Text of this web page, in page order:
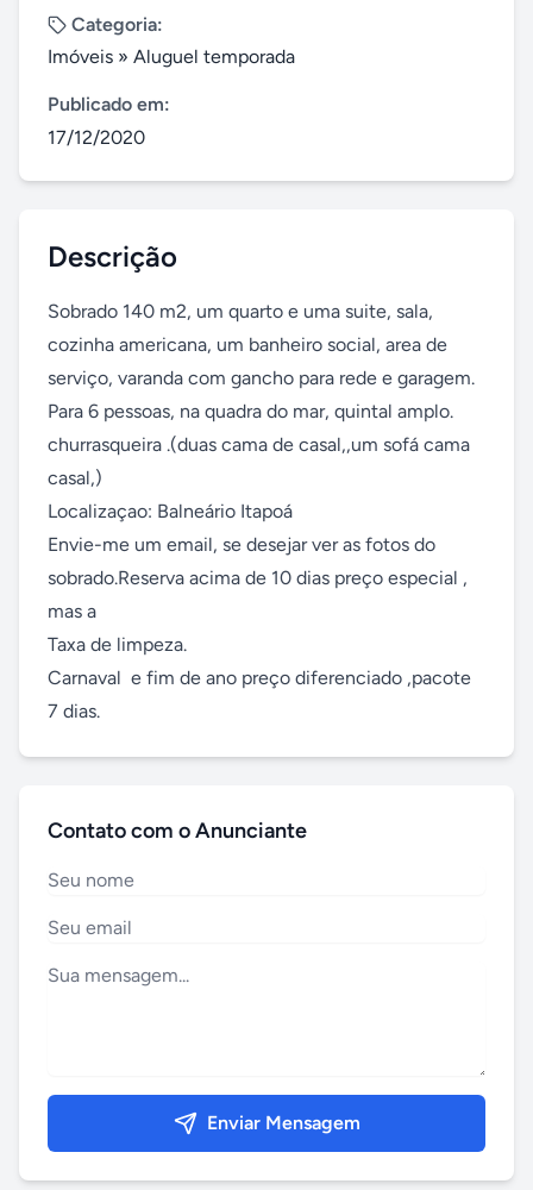
Categoria:
Imóveis » Aluguel temporada
Publicado em:
17/12/2020
Descrição
Sobrado 140 m2, um quarto e uma suite, sala,
cozinha americana, um banheiro social, area de
serviço, varanda com gancho para rede e garagem.
Para 6 pessoas, na quadra do mar, quintal amplo.
churrasqueira .(duas cama de casal,,um sofá cama
casal,)
Localizaçao: Balneário Itapoá
Envie-me um email, se desejar ver as fotos do
sobrado.Reserva acima de 10 dias preço especial ,
mas a
Taxa de limpeza.
Carnaval  e fim de ano preço diferenciado ,pacote
7 dias.
Contato com o Anunciante
Enviar Mensagem